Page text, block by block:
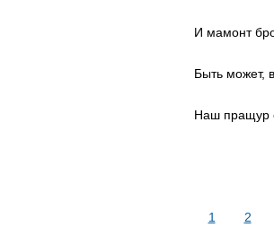
И мамонт
Быть может,
Наш пращур
1 2